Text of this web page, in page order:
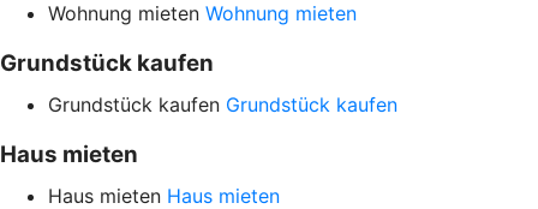
Wohnung mieten Wohnung mieten
Grundstück kaufen
Grundstück kaufen Grundstück kaufen
Haus mieten
Haus mieten Haus mieten